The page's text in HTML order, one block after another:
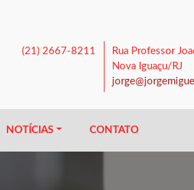
Rua Professor
Nova Iguaçu/RJ
(21) 2667-8211
NOTÍCIAS CONTATO